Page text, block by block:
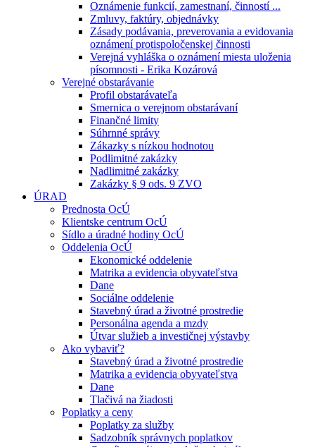
Oznámenie funkcií, zamestnaní, činností ...
Zmluvy, faktúry, objednávky
Zásady podávania, preverovania a evidovania
oznámení protispoločenskej činnosti
Verejná vyhláška o oznámení miesta uloženia
písomnosti - Erika Kozárová
Verejné obstarávanie
Profil obstarávateľa
Smernica o verejnom obstarávaní
Finančné limity
Súhrnné správy
Zákazky s nízkou hodnotou
Podlimitné zakázky
Nadlimitné zakázky
Zakázky § 9 ods. 9 ZVO
ÚRAD
Prednosta OcÚ
Klientske centrum OcÚ
Sídlo a úradné hodiny OcÚ
Oddelenia OcÚ
Ekonomické oddelenie
Matrika a evidencia obyvateľstva
Dane
Sociálne oddelenie
Stavebný úrad a životné prostredie
Personálna agenda a mzdy
Útvar služieb a investičnej výstavby
Ako vybaviť?
Stavebný úrad a životné prostredie
Matrika a evidencia obyvateľstva
Dane
Tlačivá na žiadosti
Poplatky a ceny
Poplatky za služby
Sadzobník správnych poplatkov